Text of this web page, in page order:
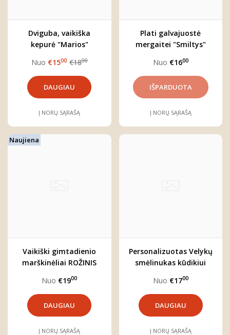
Dviguba, vaikiška
kepurė "Marios"
Nuo €1500 €1800
DAUGIAU
Į NORŲ SĄRAŠĄ
Plati galvajuostė
mergaitei "Smiltys"
Nuo €1600
Į NORŲ SĄRAŠĄ
Naujiena
Vaikiški gimtadienio
marškinėliai ROŽINIS
Nuo €1900
DAUGIAU
Į NORŲ SĄRAŠĄ
Personalizuotas Velykų
smėlinukas kūdikiui
Nuo €1700
DAUGIAU
Į NORŲ SĄRAŠĄ